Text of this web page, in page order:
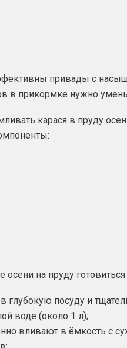
привады с
в прикормке нужно
карася в пруду
осени на пруду
глубокую посуду и
воде (около 1 л);
вливают в ёмкость с